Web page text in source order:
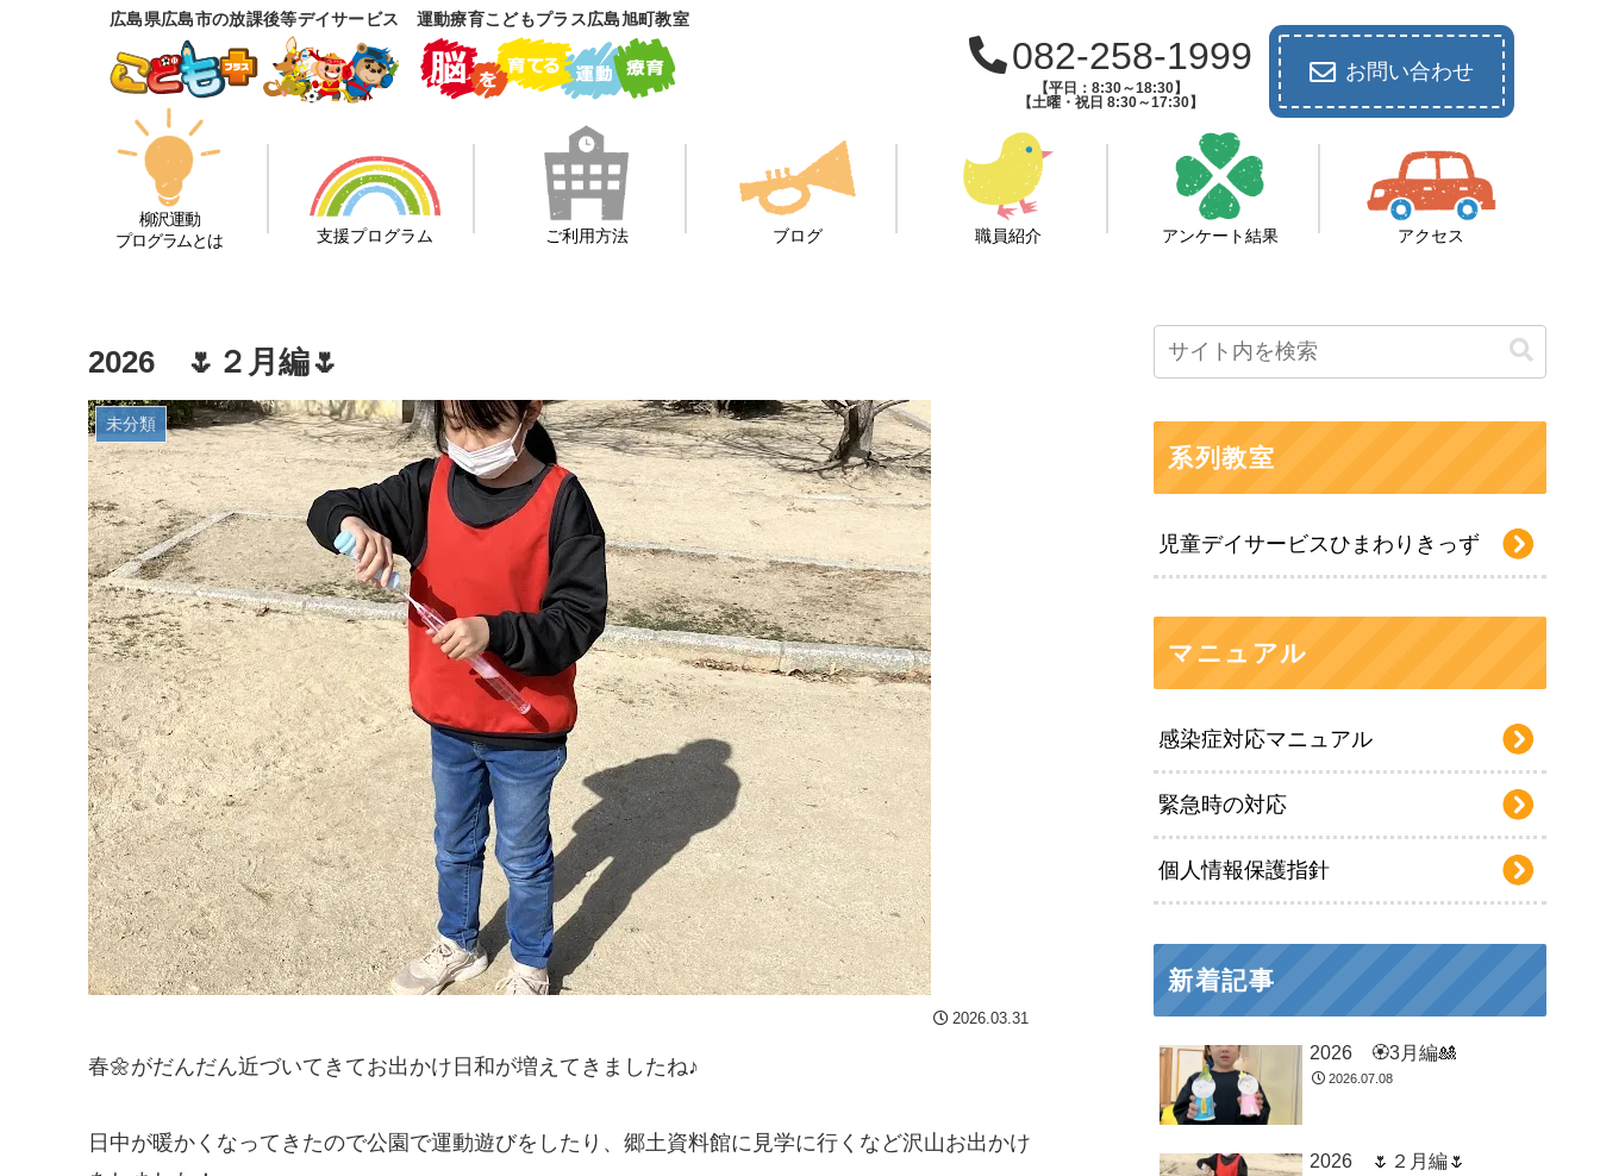
広島県広島市の放課後等デイサービス 運動療育こどもプラス広島旭町教室
082-258-1999
【平日：8:30～18:30】
【土曜・祝日 8:30～17:30】
お問い合わせ
柳沢運動
プログラムとは
支援プログラム ご利用方法 ブログ 職員紹介 アンケート結果 アクセス
2026 🌷２月編🌷
未分類
2026.03.31
春🌼がだんだん近づいてきてお出かけ日和が増えてきましたね♪
日中が暖かくなってきたので公園で運動遊びをしたり、郷土資料館に見学に行くなど沢山お出かけ
系列教室
児童デイサービスひまわりきっず
マニュアル
感染症対応マニュアル
緊急時の対応
個人情報保護指針
新着記事
2026 🏵3月編🎎
2026.07.08
2026 🌷２月編🌷